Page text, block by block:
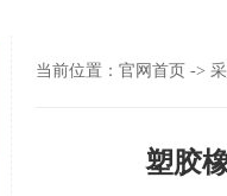
当前位置： 官网首页 ->
塑胶